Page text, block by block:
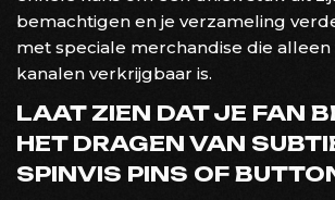
bemachtigen en je verzameling
met speciale merchandise die alleen
kanalen verkrijgbaar is.
LAAT ZIEN DAT JE FAN
HET DRAGEN VAN
SPINVIS PINS OF